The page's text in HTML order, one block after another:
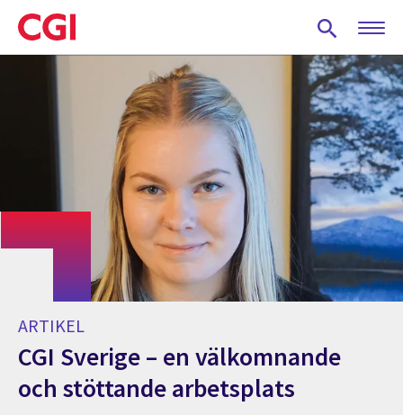
Skip
to
main
ARTIKEL
CGI Sverige – en välkomnande
och stöttande arbetsplats